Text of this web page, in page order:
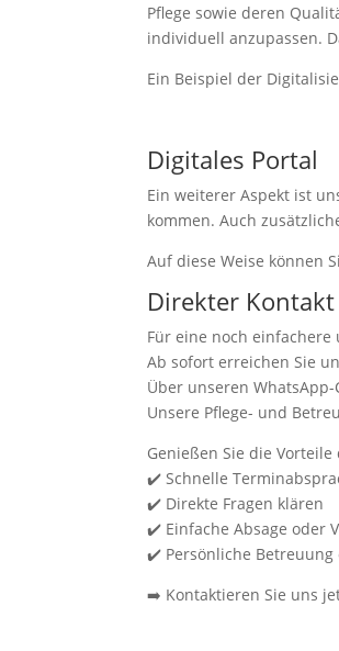
Pflege sowie deren
individuell anzupassen.
Ein Beispiel der
Digitales Portal
Ein weiterer Aspekt ist
kommen. Auch
Auf diese Weise können
Direkter
Für eine noch
Ab sofort erreichen Sie
Über unseren
Unsere Pflege- und
Genießen Sie die
✔️ Schnelle
✔️ Direkte Fragen klären
✔️ Einfache Absage oder
✔️ Persönliche Betreuung
➡️ Kontaktieren Sie uns